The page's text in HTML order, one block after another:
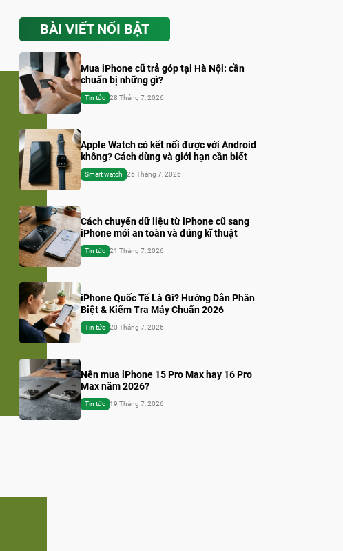
BÀI VIẾT NỔI BẬT
Mua iPhone cũ trả góp tại Hà Nội: cần
chuẩn bị những gì?
Tin tức 28 Tháng 7, 2026
Apple Watch có kết nối được với Android
không? Cách dùng và giới hạn cần biết
Smart watch 26 Tháng 7, 2026
Cách chuyển dữ liệu từ iPhone cũ sang
iPhone mới an toàn và đúng kĩ thuật
Tin tức 21 Tháng 7, 2026
iPhone Quốc Tế Là Gì? Hướng Dẫn Phân
Biệt & Kiểm Tra Máy Chuẩn 2026
Tin tức 20 Tháng 7, 2026
Nên mua iPhone 15 Pro Max hay 16 Pro
Max năm 2026?
Tin tức 19 Tháng 7, 2026